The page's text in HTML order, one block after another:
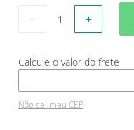
＋
Não sei meu CEP